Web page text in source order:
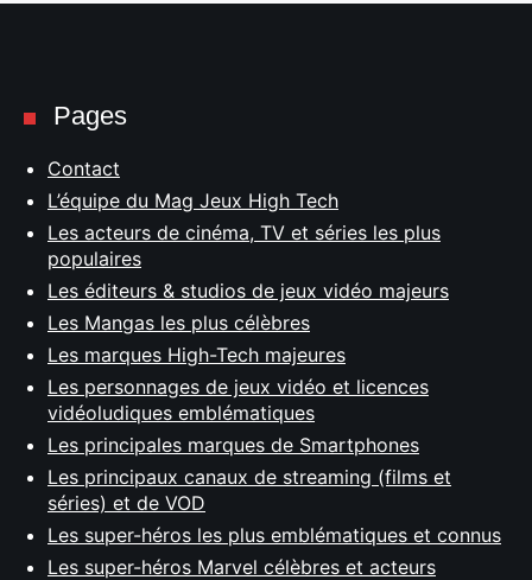
Pages
Contact
L’équipe du Mag Jeux High Tech
Les acteurs de cinéma, TV et séries les plus
populaires
Les éditeurs & studios de jeux vidéo majeurs
Les Mangas les plus célèbres
Les marques High-Tech majeures
Les personnages de jeux vidéo et licences
vidéoludiques emblématiques
Les principales marques de Smartphones
Les principaux canaux de streaming (films et
séries) et de VOD
Les super-héros les plus emblématiques et connus
Les super-héros Marvel célèbres et acteurs